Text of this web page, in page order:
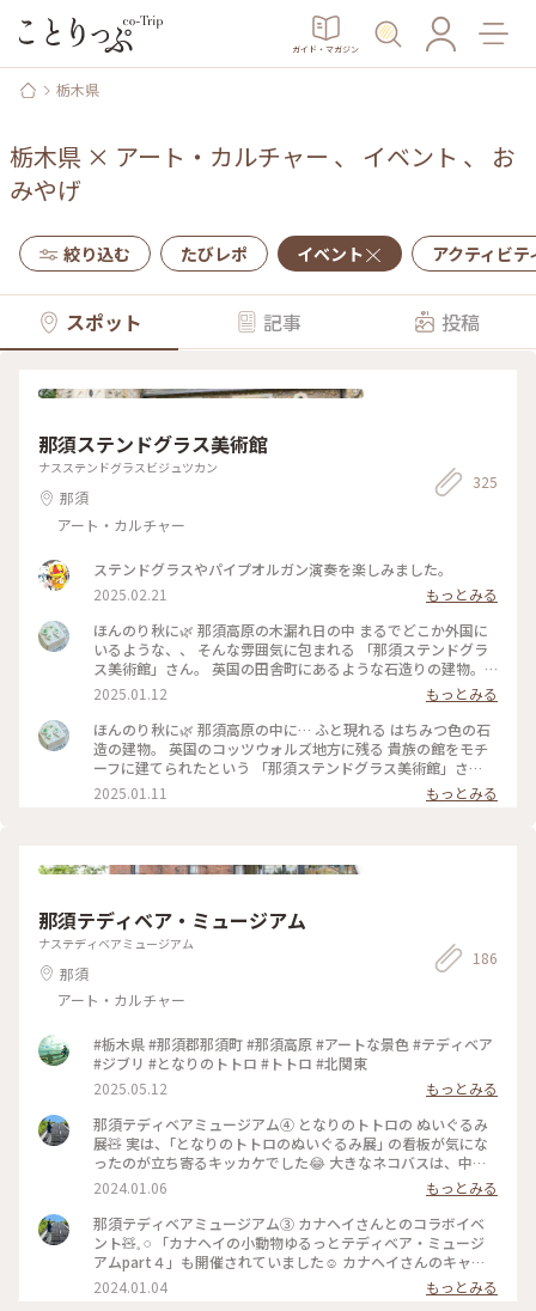
ガイド・マガジン
栃木県
栃木県 × アート・カルチャー 、 イベント 、 お
みやげ
絞り込む たびレポ イベント アクティビテ
スポット 記事 投稿
那須ステンドグラス美術館
ナスステンドグラスビジュツカン
那須
アート・カルチャー
325
ステンドグラスやパイプオルガン演奏を楽しみました。
2025.02.21
もっとみる
ほんのり秋に🌿 那須高原の木漏れ日の中 まるでどこか外国に
いるような、、 そんな雰囲気に包まれる 「那須ステンドグラ
ス美術館」さん。 英国の田舎町にあるような石造りの建物。
館内の 圧倒的なステンドグラスと 柔らかな光と影が なんとも
美しくて。。 ウェディングカップルさんに しばしうっと
り。。 #ほんのり秋に#秋の思い出#那須#那須ステンドグラス
美術館#柔らかな光の中で#小さな那須旅#ぽかぽか #ベストト
リップ2024
2025.01.12
もっとみる
ほんのり秋に🌿 那須高原の中に… ふと現れる はちみつ色の石
造の建物。 英国のコッツウォルズ地方に残る 貴族の館をモチ
ーフに建てられたという 「那須ステンドグラス美術館」さ
ん。 木漏れ日の中、 まるでどこか外国にいるような。。 館内
には 美しいステンドグラスが配され セント・ラファエル礼拝
な光と影と… 美しい時間が流れていました。 #ほんのり秋に#
2025.01.11 もっとみる
那須テディベア・ミュージアム
ナステディベアミュージアム
那須
アート・カルチャー
186
#栃木県 #那須郡那須町 #那須高原 #アートな景色 #テディベア
#ジブリ #となりのトトロ #トトロ #北関東
2025.05.12
もっとみる
那須テディベアミュージアム④ となりのトトロの ぬいぐるみ
展🧸 実は、｢となりのトトロのぬいぐるみ展｣ の看板が気にな
ったのが立ち寄るキッカケでした😂 大きなネコバスは、中に
乗って 大きなトトロは、隣に寄り添って写真を撮る事が でき
ます☺️ 天井にも大きなトトロと、プロジェクターで映し出さ
れる トトロが👀✨️ 鉄塔の電線を渡るネコバスも再現されてい
て面白かったです🥰 #冬の旅 #私のことりっぷ旅
2024.01.06
もっとみる
那須テディベアミュージアム③ カナヘイさんとのコラボイベ
ント🧸𓈒 𓏸 「カナヘイの小動物ゆるっとテディベア・ミュージ
アムpart４」も開催されていました☺️ カナヘイさんのキャラ
クターの、ぬいぐるみ✨️ 特に歌舞伎姿の子たちが、気に入りま
した🙌 でも、どれもホントに可愛らしいです🥰 #私のことりっ
2024.01.04 もっとみる